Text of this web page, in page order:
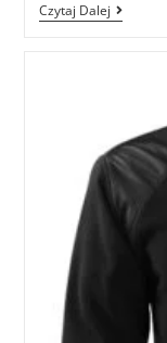
Czytaj Dalej